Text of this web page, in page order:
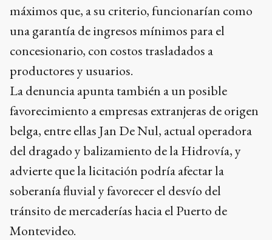
máximos que, a su criterio, funcionarían como
una garantía de ingresos mínimos para el
concesionario, con costos trasladados a
productores y usuarios.
La denuncia apunta también a un posible
favorecimiento a empresas extranjeras de origen
belga, entre ellas Jan De Nul, actual operadora
del dragado y balizamiento de la Hidrovía, y
advierte que la licitación podría afectar la
soberanía fluvial y favorecer el desvío del
tránsito de mercaderías hacia el Puerto de
Montevideo.